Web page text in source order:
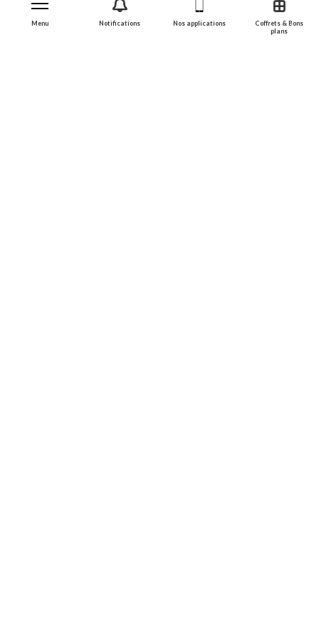
Coffrets & Bons
plans
Nos applications
Notifications
Menu